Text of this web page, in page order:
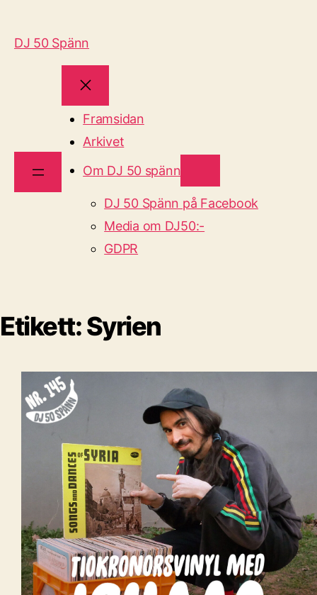
DJ 50 Spänn
Framsidan
Arkivet
Om DJ 50 spänn
DJ 50 Spänn på Facebook
Media om DJ50:-
GDPR
Etikett:Syrien